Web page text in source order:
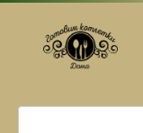
контенту